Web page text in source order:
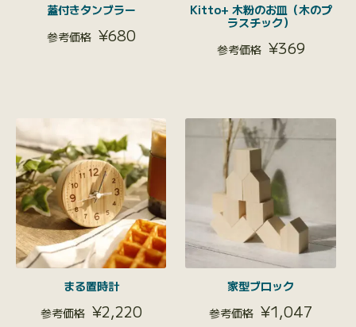
蓋付きタンブラー
¥680
Kitto+ 木粉のお皿（木のプ
ラスチック）
¥369
まる置時計
¥2,220
家型ブロック
¥1,047